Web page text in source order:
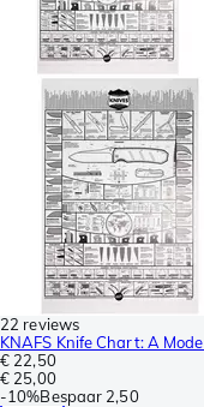
22 reviews
KNAFS Knife Chart: A
€ 22,50
€ 25,00
-10%Bespaar 2,50